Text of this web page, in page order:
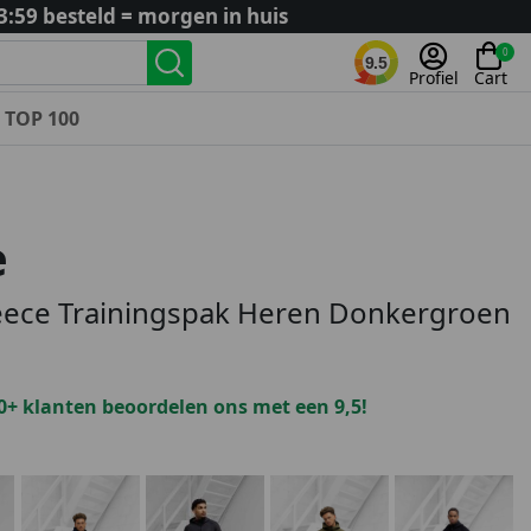
besteld = morgen in huis
9.5
Profiel
0
Cart
België
Engeland
Italië
Kroatië
TOP 100
Trainingspak Heren Donkergroen
klanten beoordelen ons met een 9,5!